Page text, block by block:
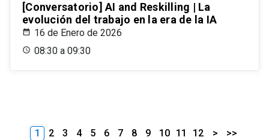
[Conversatorio] AI and Reskilling | La
evolución del trabajo en la era de la IA
16 de Enero de 2026
08:30 a 09:30
1 2 3 4 5 6 7 8 9 10 11 12 > >>